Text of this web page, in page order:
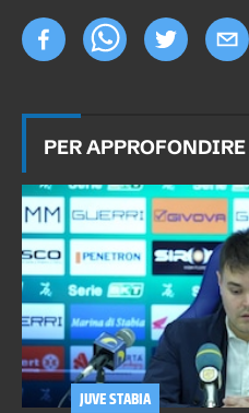
PER APPROFONDIRE
JUVE STABIA